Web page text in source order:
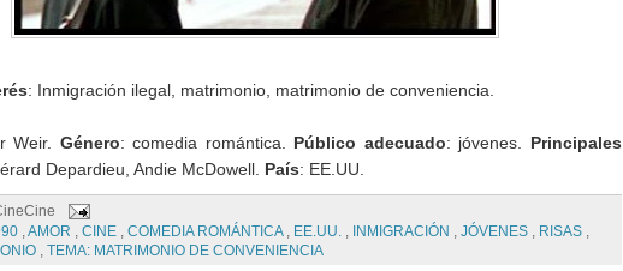
: Inmigración ilegal, matrimonio, matrimonio de conveniencia.
Weir. Género: comedia romántica. Público adecuado: jóvenes. Principales
Depardieu, Andie McDowell. País: EE.UU.
,AMOR , CINE , COMEDIA ROMÁNTICA , EE.UU. , INMIGRACIÓN , JÓVENES , RISAS ,
, TEMA: MATRIMONIO DE CONVENIENCIA